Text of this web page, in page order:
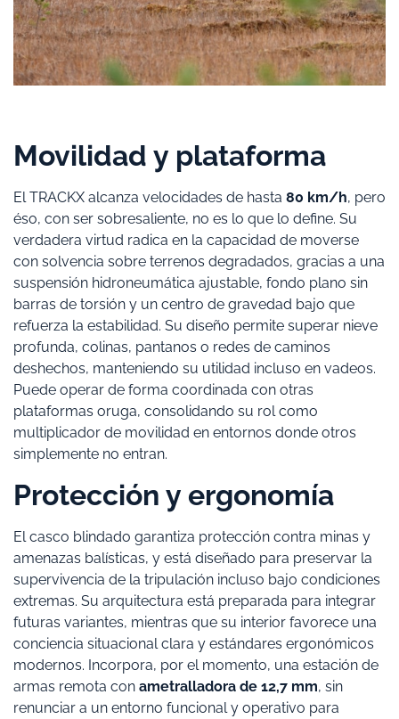
Movilidad y plataforma
El TRACKX alcanza velocidades de hasta 80 km/h, pero
éso, con ser sobresaliente, no es lo que lo define. Su
verdadera virtud radica en la capacidad de moverse
con solvencia sobre terrenos degradados, gracias a una
suspensión hidroneumática ajustable, fondo plano sin
barras de torsión y un centro de gravedad bajo que
refuerza la estabilidad. Su diseño permite superar nieve
profunda, colinas, pantanos o redes de caminos
deshechos, manteniendo su utilidad incluso en vadeos.
Puede operar de forma coordinada con otras
plataformas oruga, consolidando su rol como
multiplicador de movilidad en entornos donde otros
simplemente no entran.
Protección y ergonomía
El casco blindado garantiza protección contra minas y
amenazas balísticas, y está diseñado para preservar la
supervivencia de la tripulación incluso bajo condiciones
extremas. Su arquitectura está preparada para integrar
futuras variantes, mientras que su interior favorece una
conciencia situacional clara y estándares ergonómicos
modernos. Incorpora, por el momento, una estación de
armas remota con ametralladora de 12,7 mm, sin
renunciar a un entorno funcional y operativo para